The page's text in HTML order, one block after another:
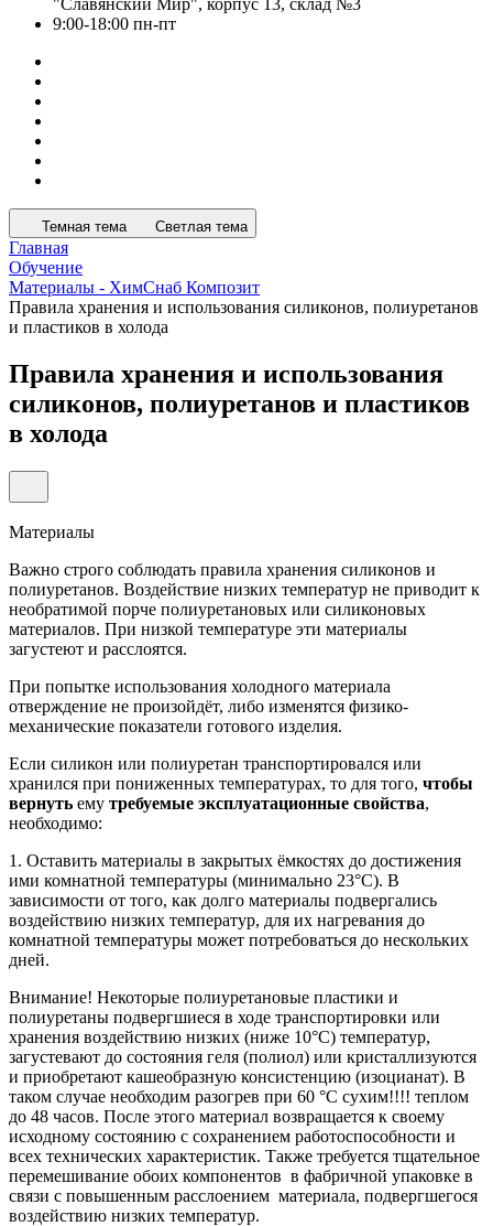
"Славянский Мир", корпус 13, склад №3
9:00-18:00 пн-пт
Темная тема Светлая тема
Главная
Обучение
Материалы - ХимСнаб Композит
Правила хранения и использования силиконов, полиуретанов
и пластиков в холода
Правила хранения и использования
силиконов, полиуретанов и пластиков
в холода
Материалы
Важно строго соблюдать правила хранения силиконов и
полиуретанов. Воздействие низких температур не приводит к
необратимой порче полиуретановых или силиконовых
материалов. При низкой температуре эти материалы
загустеют и расслоятся.
При попытке использования холодного материала
отверждение не произойдёт, либо изменятся физико-
механические показатели готового изделия.
Если силикон или полиуретан транспортировался или
хранился при пониженных температурах, то для того, чтобы
вернуть ему требуемые эксплуатационные свойства,
необходимо:
1. Оставить материалы в закрытых ёмкостях до достижения
ими комнатной температуры (минимально 23°C). В
зависимости от того, как долго материалы подвергались
воздействию низких температур, для их нагревания до
комнатной температуры может потребоваться до нескольких
дней.
Внимание! Некоторые полиуретановые пластики и
полиуретаны подвергшиеся в ходе транспортировки или
хранения воздействию низких (ниже 10°C) температур,
загустевают до состояния геля (полиол) или кристаллизуются
и приобретают кашеобразную консистенцию (изоцианат). В
таком случае необходим разогрев при 60 °C сухим!!!! теплом
до 48 часов. После этого материал возвращается к своему
исходному состоянию с сохранением работоспособности и
всех технических характеристик. Также требуется тщательное
перемешивание обоих компонентов в фабричной упаковке в
связи с повышенным расслоением материала, подвергшегося
воздействию низких температур.